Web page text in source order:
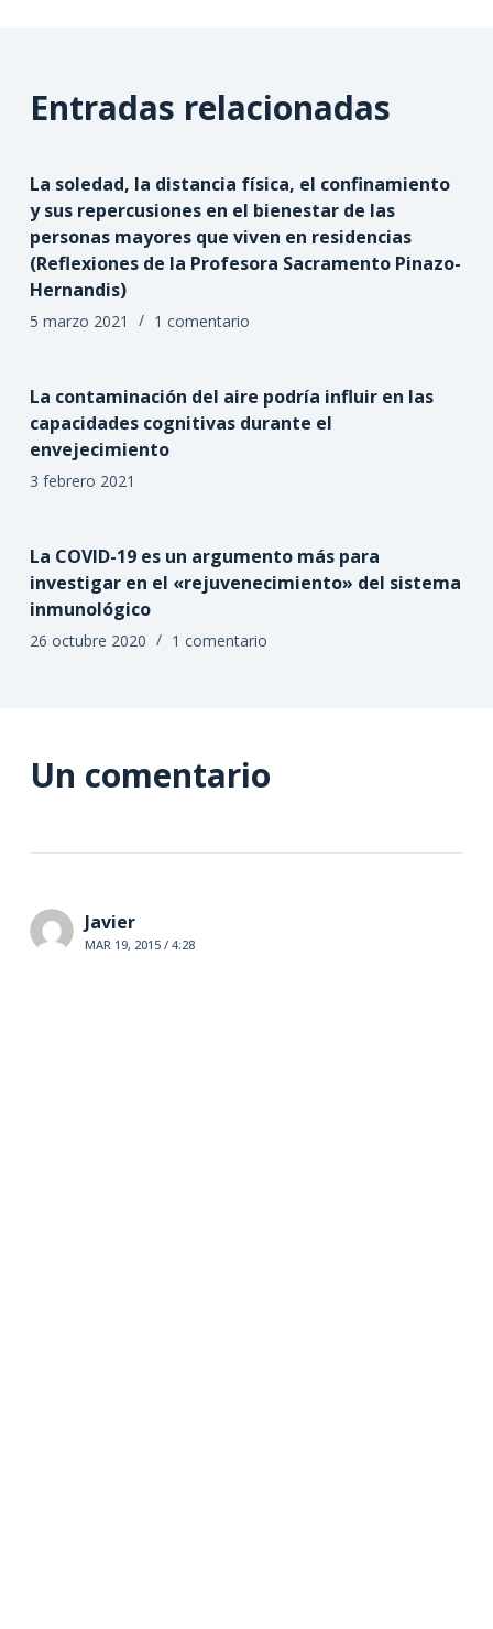
Entradas relacionadas
La soledad, la distancia física, el confinamiento
y sus repercusiones en el bienestar de las
personas mayores que viven en residencias
(Reflexiones de la Profesora Sacramento Pinazo-
Hernandis)
5 marzo 2021 1 comentario
La contaminación del aire podría influir en las
capacidades cognitivas durante el
envejecimiento
3 febrero 2021
La COVID-19 es un argumento más para
investigar en el «rejuvenecimiento» del sistema
inmunológico
26 octubre 2020 1 comentario
Un comentario
Javier
MAR 19, 2015 / 4:28